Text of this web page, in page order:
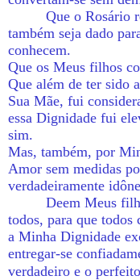
Que o Rosário
também seja dado
conhecem.
Que os Meus filhos
Que além de ter sido
Sua Mãe, fui
essa Dignidade fui
sim.
Mas, também, por
Amor sem medidas
verdadeiramente
Deem Meus
todos, para que todos
a Minha Dignidade
entregar-se
verdadeiro e o